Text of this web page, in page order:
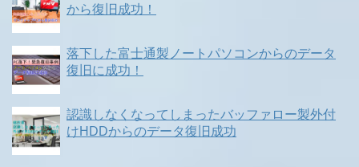
から復旧成功！
落下した富士通製ノートパソコンからのデータ
復旧に成功！
認識しなくなってしまったバッファロー製外付
けHDDからのデータ復旧成功